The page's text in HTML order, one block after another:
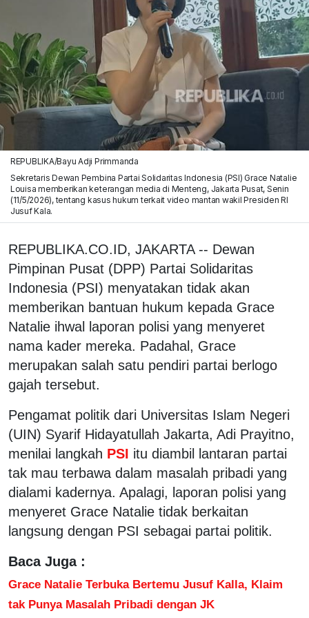
REPUBLIKA/Bayu Adji Primmanda
Sekretaris Dewan Pembina Partai Solidaritas Indonesia (PSI) Grace Natalie
Louisa memberikan keterangan media di Menteng, Jakarta Pusat, Senin
(11/5/2026), tentang kasus hukum terkait video mantan wakil Presiden RI
Jusuf Kala.
REPUBLIKA.CO.ID, JAKARTA -- Dewan
Pimpinan Pusat (DPP) Partai Solidaritas
Indonesia (PSI) menyatakan tidak akan
memberikan bantuan hukum kepada Grace
Natalie ihwal laporan polisi yang menyeret
nama kader mereka. Padahal, Grace
merupakan salah satu pendiri partai berlogo
gajah tersebut.
Pengamat politik dari Universitas Islam Negeri
(UIN) Syarif Hidayatullah Jakarta, Adi Prayitno,
menilai langkah PSI itu diambil lantaran partai
tak mau terbawa dalam masalah pribadi yang
dialami kadernya. Apalagi, laporan polisi yang
menyeret Grace Natalie tidak berkaitan
langsung dengan PSI sebagai partai politik.
Baca Juga :
Grace Natalie Terbuka Bertemu Jusuf Kalla, Klaim
tak Punya Masalah Pribadi dengan JK